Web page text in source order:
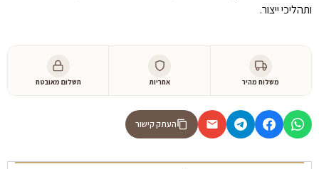
ותהליכי ייצור.
משלוח מהיר אחריות תשלום מאובטח
העתק קישור